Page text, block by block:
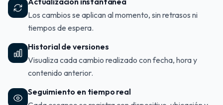
Los cambios se aplican al momento, sin retrasos ni
tiempos de espera.
Historial de versiones
Visualiza cada cambio realizado con fecha, hora y
contenido anterior.
Seguimiento en tiempo real